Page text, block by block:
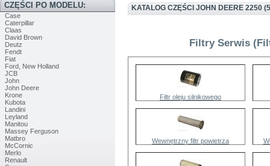
CZĘŚCI PO MODELU:
Case
Caterpillar
Claas
David Brown
Deutz
Fendt
Fiat
Ford, New Holland
JCB
John
John Deere
Krone
Kubota
Landini
Leyland
Manitou
Massey Ferguson
Matbro
McCornic
Merlo
Renault
KATALOG CZĘŚCI JOHN DEERE 2250
Filtry Serwis
Filtr oleju silnikowego
Wewnętrzny filtr powietrza